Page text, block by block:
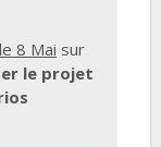
8 Mai sur
le projet